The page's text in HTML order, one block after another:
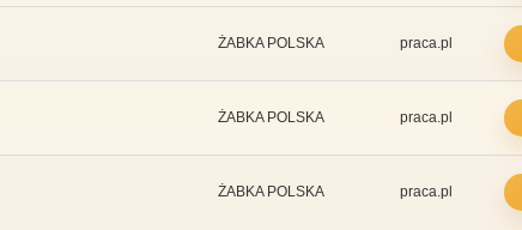
ŻABKA POLSKA praca.pl
ŻABKA POLSKA praca.pl
ŻABKA POLSKA praca.pl